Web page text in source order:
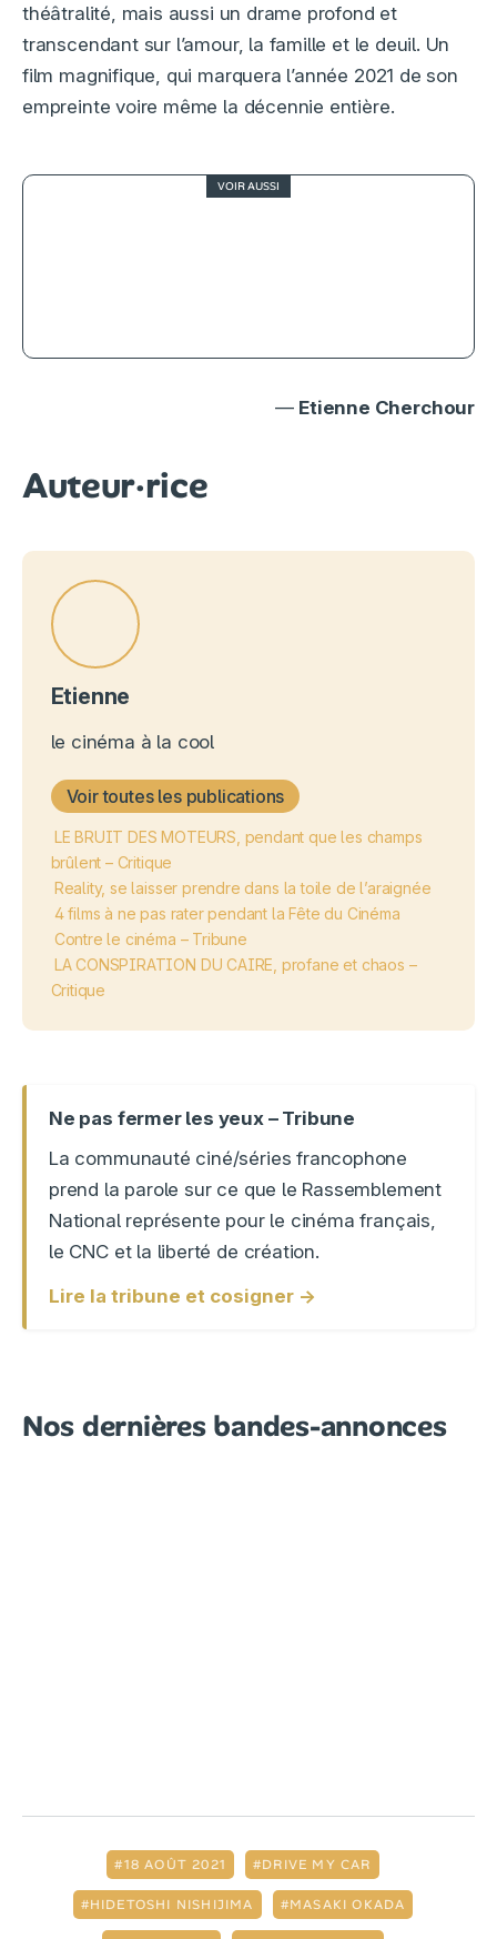
théâtralité, mais aussi un drame profond et
transcendant sur l’amour, la famille et le deuil. Un
film magnifique, qui marquera l’année 2021 de son
empreinte voire même la décennie entière.
VOIR AUSSI
— Etienne Cherchour
Auteur·rice
Etienne
le cinéma à la cool
Voir toutes les publications
LE BRUIT DES MOTEURS, pendant que les champs
brûlent – Critique
Reality, se laisser prendre dans la toile de l’araignée
4 films à ne pas rater pendant la Fête du Cinéma
Contre le cinéma – Tribune
LA CONSPIRATION DU CAIRE, profane et chaos –
Critique
Ne pas fermer les yeux – Tribune
La communauté ciné/séries francophone
prend la parole sur ce que le Rassemblement
National représente pour le cinéma français,
le CNC et la liberté de création.
Lire la tribune et cosigner →
Nos dernières bandes-annonces
18 AOÛT 2021 DRIVE MY CAR
HIDETOSHI NISHIJIMA MASAKI OKADA